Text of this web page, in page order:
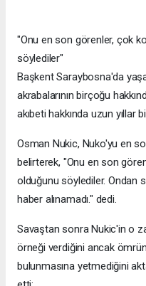
"Onu en son görenler, çok
söylediler"
Başkent Saraybosna'da
akrabalarının birçoğu
akıbeti hakkında uzun
Osman Nukic, Nuko'yu en
belirterek, "Onu en son
olduğunu söylediler. Ondan
haber alınamadı." dedi.
Savaştan sonra Nukic'in o
örneği verdiğini ancak
bulunmasına yetmediğini